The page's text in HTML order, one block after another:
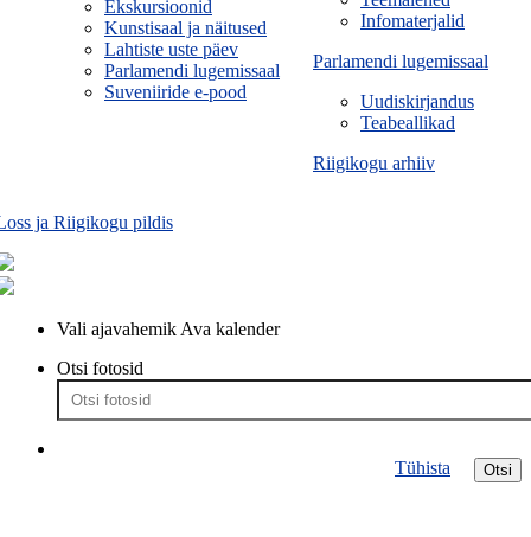
Infomaterjalid
Parlamendi lugemissaal
Uudiskirjandus
Teabeallikad
Riigikogu arhiiv
Ekskursioonid
Kunstisaal ja näitused
Lahtiste uste päev
Parlamendi lugemissaal
Suveniiride e-pood
ja Riigikogu pildis
Vali ajavahemik Ava kalender
Otsi fotosid
Otsi
Tühista